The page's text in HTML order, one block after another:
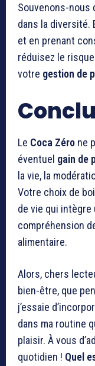
Souvenons-nous
dans la diversité.
et en prenant
réduisez le
votre gestion de
Le Coca Zéro ne
éventuel gain de
la vie, la
Votre choix de
de vie qui
compréhension
alimentaire.
Alors, chers
bien-être, que
j’essaie
dans ma routine
plaisir. À vous
quotidien ! Quel